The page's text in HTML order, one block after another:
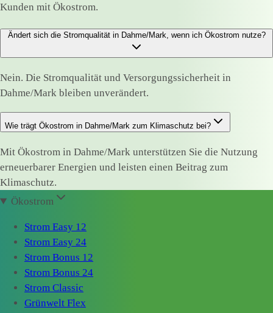
Kunden mit Ökostrom.
Ändert sich die Stromqualität in Dahme/Mark, wenn ich Ökostrom nutze?
Nein. Die Stromqualität und Versorgungssicherheit in
Dahme/Mark bleiben unverändert.
Wie trägt Ökostrom in Dahme/Mark zum Klimaschutz bei?
Mit Ökostrom in Dahme/Mark unterstützen Sie die Nutzung
erneuerbarer Energien und leisten einen Beitrag zum
Klimaschutz.
Ökostrom
Strom Easy 12
Strom Easy 24
Strom Bonus 12
Strom Bonus 24
Strom Classic
Grünwelt Flex